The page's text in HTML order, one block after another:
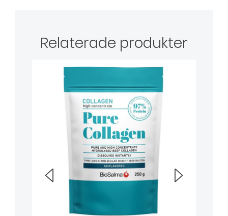
Relaterade produkter